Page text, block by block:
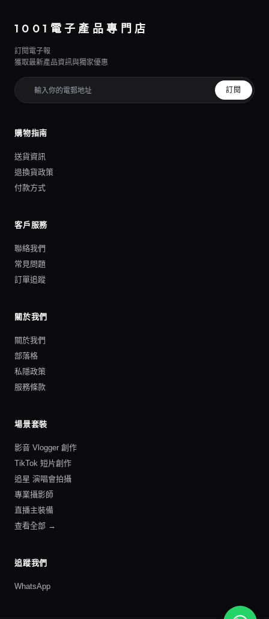
1001電子產品專門店
訂閱電子報
獲取最新產品資訊與獨家優惠
訂閱
購物指南
送貨資訊
退換貨政策
付款方式
客戶服務
聯絡我們
常見問題
訂單追蹤
關於我們
關於我們
部落格
私隱政策
服務條款
場景套裝
影音 Vlogger 創作
TikTok 短片創作
追星 演唱會拍攝
專業攝影師
直播主裝備
查看全部 →
追蹤我們
WhatsApp